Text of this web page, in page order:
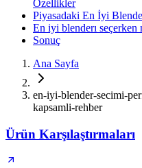
Özellikler
Piyasadaki En İyi
En iyi blenderı
Sonuç
Ana Sayfa
en-iyi-blender-secimi-
kapsamli-rehber
Ürün Karşılaştırmaları